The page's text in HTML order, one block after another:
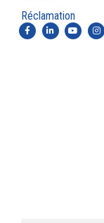
Réclamation